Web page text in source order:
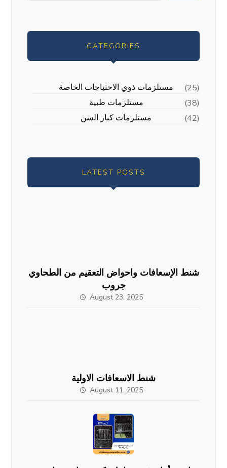
CATEGORIES
مستلزمات ذوي الاحتياجات الخاصة
(25)
مستلزمات طبية
(38)
مستلزمات كبار السن
(42)
LATEST POSTS
شنط الإسعافات واحواض التعقيم من الطحاوي
جروب
August 23, 2025
شنط الاسعافات الاولية
August 11, 2025